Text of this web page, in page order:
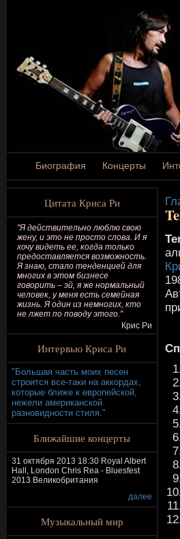
Биография Концерты
Цитата Криса Ри
"Я действительно люблю свою
жену, и это не просто слова. И я
хочу видеть ее, когда только
предоставляется возможность.
Я знаю, стало тенденцией для
многих в этом бизнесе
говорить – эй, я же нормальный
человек, у меня есть семейная
жизнь. Я один из немногих, кто
не лжет по поводу этого."
Крис Ри
Интервью Криса Ри
"Большая часть моих песен
строится все-таки на аккордах,
которые ближе к европейской,
нежели американской
разновидности стиля."
Ближайшие концерты
31 октября 2013 18:30 Royal Albert
Hall, London Chris Rea - Bluesfest
2013 Великобритания
далее
Музыкальный мир